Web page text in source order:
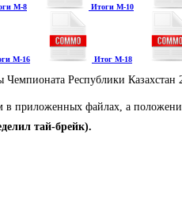
М-8 Итоги М-10
М-16 Итог М-18
Республики
в приложенных файлах, а
тай-брейк).